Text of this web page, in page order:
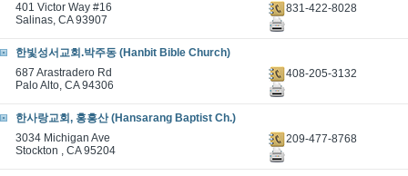
401 Victor Way #16
Salinas, CA 93907
831-422-8028
한빛성서교회.박주동 (Hanbit Bible Church)
687 Arastradero Rd
Palo Alto, CA 94306
408-205-3132
한사랑교회, 홍흥산 (Hansarang Baptist Ch.)
3034 Michigan Ave
Stockton , CA 95204
209-477-8768